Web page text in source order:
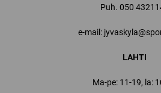
Puh. 050
e-mail:
LAHTI
Ma-pe: 11-19, la: